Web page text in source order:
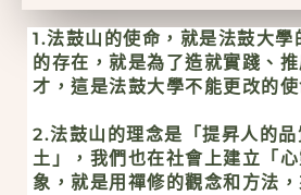
1.法鼓山的使命，就是法鼓大學
的存在，就是為了造就實踐、
才，這是法鼓大學不能更改的使
2.法鼓山的理念是「提昇人的
土」，我們也在社會上建立「
象，就是用禪修的觀念和方法